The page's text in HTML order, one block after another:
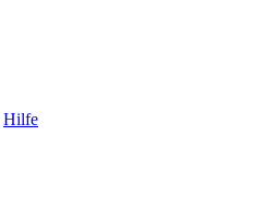
Hilfe